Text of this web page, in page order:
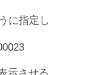
に指定し